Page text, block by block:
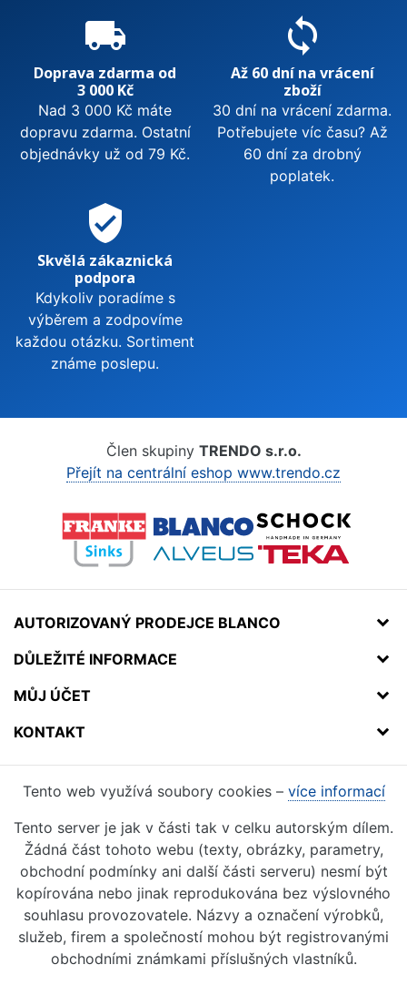
local_shipping
Doprava zdarma od
3 000 Kč
Nad 3 000 Kč máte
dopravu zdarma. Ostatní
objednávky už od 79 Kč.
sync
Až 60 dní na vrácení
zboží
30 dní na vrácení zdarma.
Potřebujete víc času? Až
60 dní za drobný
poplatek.
verified_user
Skvělá zákaznická
podpora
Kdykoliv poradíme s
výběrem a zodpovíme
každou otázku. Sortiment
známe poslepu.
Člen skupiny TRENDO s.r.o.
Přejít na centrální eshop www.trendo.cz
AUTORIZOVANÝ PRODEJCE BLANCO
DŮLEŽITÉ INFORMACE
MŮJ ÚČET
KONTAKT
Tento web využívá soubory cookies – více informací
Tento server je jak v části tak v celku autorským dílem.
Žádná část tohoto webu (texty, obrázky, parametry,
obchodní podmínky ani další části serveru) nesmí být
kopírována nebo jinak reprodukována bez výslovného
souhlasu provozovatele. Názvy a označení výrobků,
služeb, firem a společností mohou být registrovanými
obchodními známkami příslušných vlastníků.